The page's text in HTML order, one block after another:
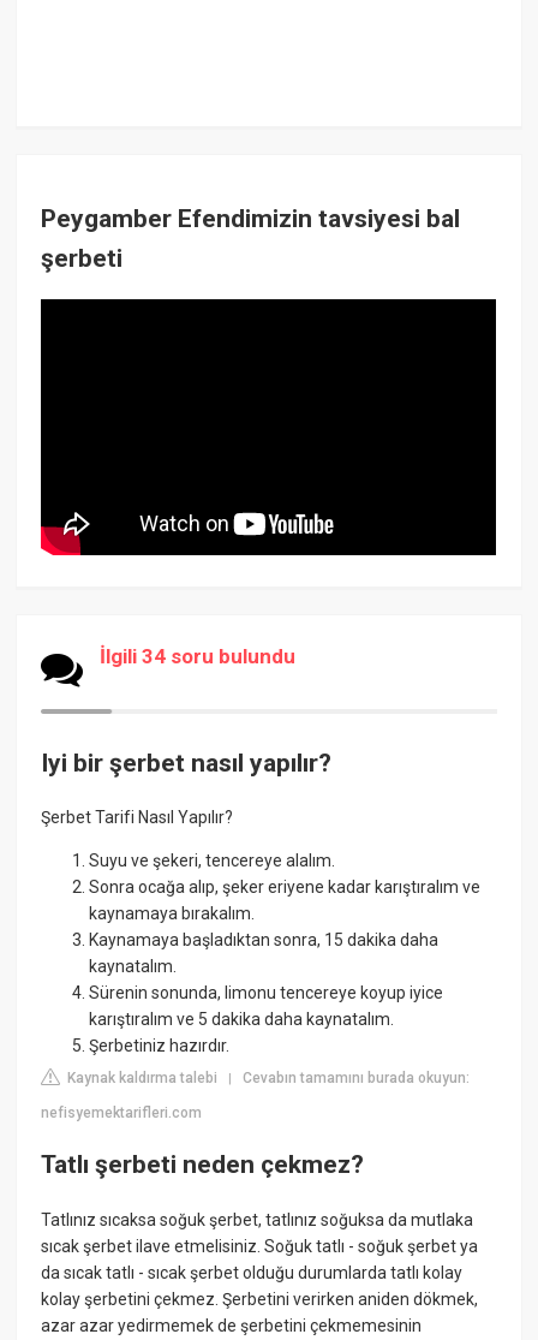
Peygamber Efendimizin tavsiyesi bal
şerbeti
İlgili 34 soru bulundu
Iyi bir şerbet nasıl yapılır?
Şerbet Tarifi Nasıl Yapılır?
Suyu ve şekeri, tencereye alalım.
Sonra ocağa alıp, şeker eriyene kadar karıştıralım ve
kaynamaya bırakalım.
Kaynamaya başladıktan sonra, 15 dakika daha
kaynatalım.
Sürenin sonunda, limonu tencereye koyup iyice
karıştıralım ve 5 dakika daha kaynatalım.
Şerbetiniz hazırdır.
Kaynak kaldırma talebi |Cevabın tamamını burada okuyun:
nefisyemektarifleri.com
Tatlı şerbeti neden çekmez?
Tatlınız sıcaksa soğuk şerbet, tatlınız soğuksa da mutlaka
sıcak şerbet ilave etmelisiniz. Soğuk tatlı - soğuk şerbet ya
da sıcak tatlı - sıcak şerbet olduğu durumlarda tatlı kolay
kolay şerbetini çekmez. Şerbetini verirken aniden dökmek,
azar azar yedirmemek de şerbetini çekmemesinin